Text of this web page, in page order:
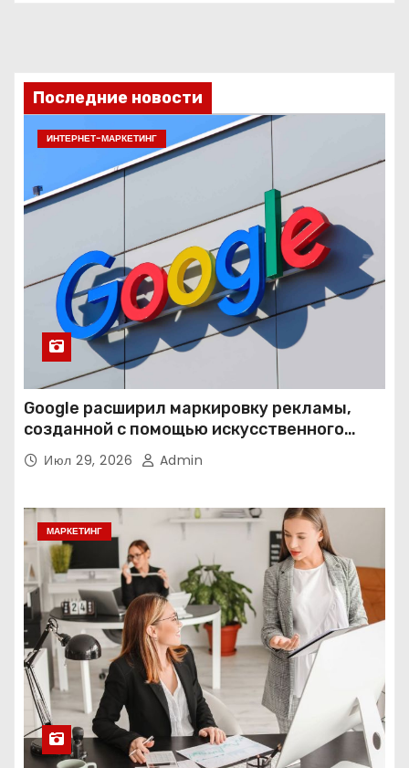
Последние новости
ИНТЕРНЕТ-МАРКЕТИНГ
Google расширил маркировку рекламы,
созданной с помощью искусственного
интеллекта
Июл 29, 2026 Admin
МАРКЕТИНГ